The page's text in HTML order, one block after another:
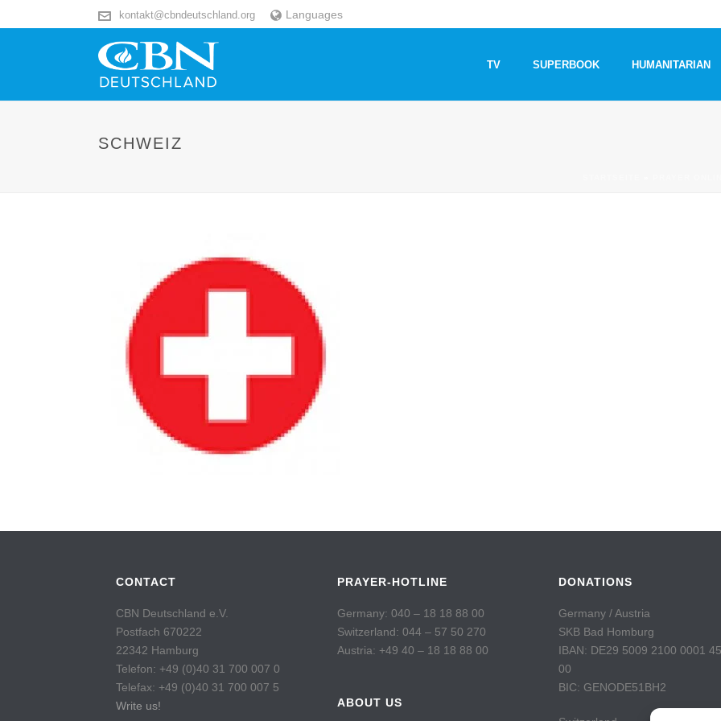
kontakt@cbndeutschland.org Languages
TV SUPERBOOK HUMANITARIAN
SCHWEIZ
CONTACT
CBN Deutschland e.V.
Postfach 670222
22342 Hamburg
Telefon: +49 (0)40 31 700 007 0
Telefax: +49 (0)40 31 700 007 5
Write us!
PRAYER-HOTLINE
Germany: 040 – 18 18 88 00
Switzerland: 044 – 57 50 270
Austria: +49 40 – 18 18 88 00
ABOUT US
DONATIONS
Germany / Austria
SKB Bad Homburg
IBAN: DE29 5009 2100 0001
00
BIC: GENODE51BH2